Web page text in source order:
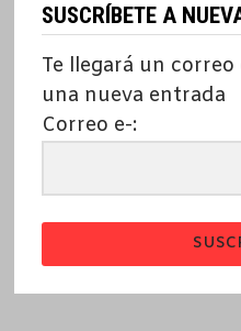
SUSCRÍBETE A
Te llegará un
una nueva entrada
Correo e-: